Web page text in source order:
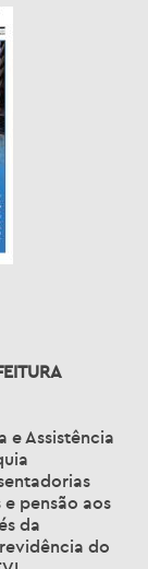
e Assistência
pensão aos
da
do